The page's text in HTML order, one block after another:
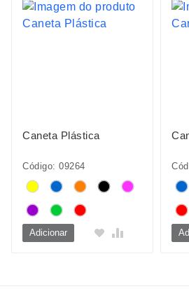
Caneta Plástica
Código: 09264
Adicionar